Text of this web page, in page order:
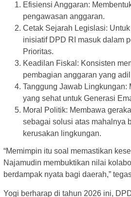
Efisiensi Anggaran:
pengawasan anggaran.
Cetak Sejarah Legislasi:
inisiatif DPD RI masuk dalam
Prioritas.
Keadilan Fiskal: Konsisten
pembagian anggaran yang
Tanggung Jawab Lingkungan:
yang sehat untuk Generasi
Moral Politik: Membawa
sebagai solusi atas mahalnya
kerusakan lingkungan.
“Memimpin itu soal memastikan
Najamudin membuktikan nilai
berdampak nyata bagi daerah,”
​Yogi berharap di tahun 2026 ini,